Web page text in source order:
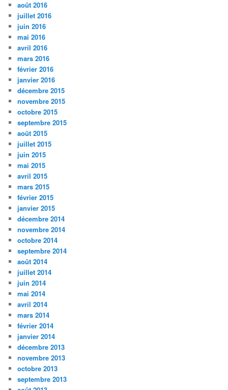
août 2016
juillet 2016
juin 2016
mai 2016
avril 2016
mars 2016
février 2016
janvier 2016
décembre 2015
novembre 2015
octobre 2015
septembre 2015
août 2015
juillet 2015
juin 2015
mai 2015
avril 2015
mars 2015
février 2015
janvier 2015
décembre 2014
novembre 2014
octobre 2014
septembre 2014
août 2014
juillet 2014
juin 2014
mai 2014
avril 2014
mars 2014
février 2014
janvier 2014
décembre 2013
novembre 2013
octobre 2013
septembre 2013